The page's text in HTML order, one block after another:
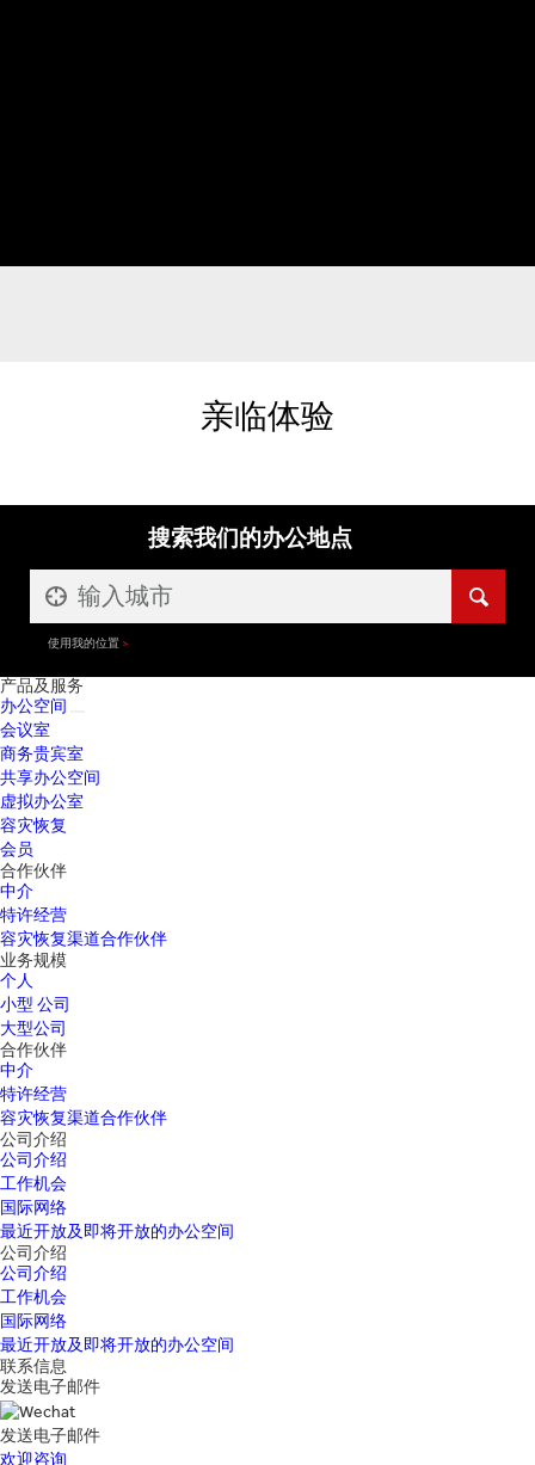
亲临体验
搜索我们的办公地点
使用我的位置
产品及服务
办公空间
会议室
商务贵宾室
共享办公空间
虚拟办公室
容灾恢复
会员
合作伙伴
中介
特许经营
容灾恢复渠道合作伙伴
业务规模
个人
小型 公司
大型公司
合作伙伴
中介
特许经营
容灾恢复渠道合作伙伴
公司介绍
公司介绍
工作机会
国际网络
最近开放及即将开放的办公空间
公司介绍
公司介绍
工作机会
国际网络
最近开放及即将开放的办公空间
联系信息
发送电子邮件
发送电子邮件
欢迎咨询